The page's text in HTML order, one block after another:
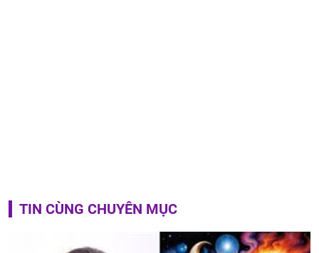
TIN CÙNG CHUYÊN MỤC